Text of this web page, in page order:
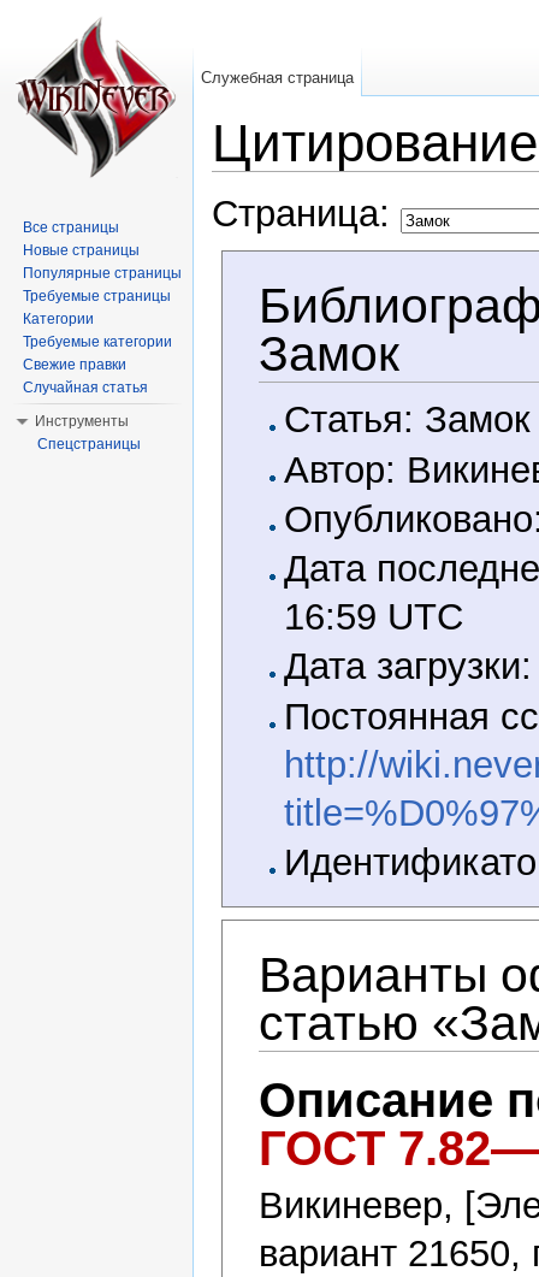
Цитирование
Страница:
Замок
Статья: Замок
Автор:
Дата
16:59 UTC
Дата
Постоянная
http://
Варианты
статью
Описание
ГОСТ
Викиневер,
вариант 21650,
Служебная страница
Все страницы
Новые страницы
Популярные страницы
Требуемые страницы
Категории
Требуемые категории
Свежие правки
Случайная статья
Инструменты
Спецстраницы